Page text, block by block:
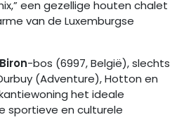
een gezellige houten chalet
van de Luxemburgse
Biron-bos (6997, België), slechts
(Adventure), Hotton en
het ideale
sportieve en culturele